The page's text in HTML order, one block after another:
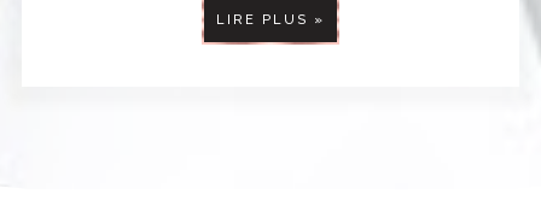
LIRE PLUS »